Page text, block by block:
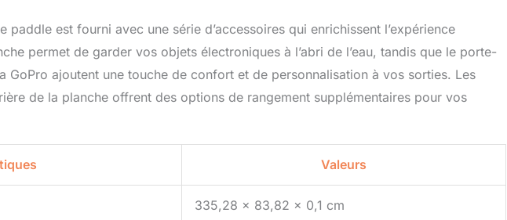
est fourni avec une série d’accessoires qui enrichissent l’expérience
permet de garder vos objets électroniques à l’abri de l’eau, tandis que le porte-
GoPro ajoutent une touche de confort et de personnalisation à vos sorties. Les
de la planche offrent des options de rangement supplémentaires pour vos
Valeurs
335,28 x 83,82 x 0,1 cm